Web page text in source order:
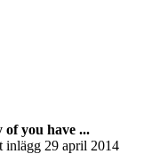
of you have ...
inlägg 29 april 2014